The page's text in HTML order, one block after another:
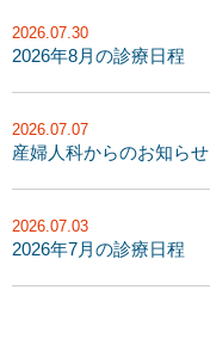
2026.07.30
2026年8月の診療日程
2026.07.07
産婦人科からのお知らせ
2026.07.03
2026年7月の診療日程